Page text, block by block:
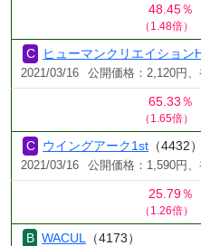
48.45％
（1.48倍）
ヒューマンクリエイション
2021/03/16 公開価格：2,120円
65.33％
（1.65倍）
ウイングアーク1st （4432）
2021/03/16 公開価格：1,590円
25.79％
（1.26倍）
WACUL （4173）